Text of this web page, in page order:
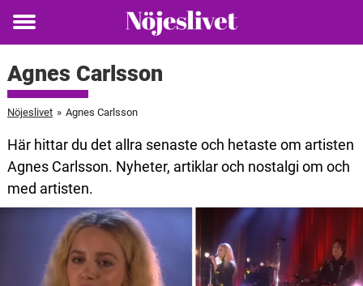
Toggle
Agnes Carlsson
Nöjeslivet » Agnes Carlsson
Här hittar du det allra senaste och hetaste om artisten
Agnes Carlsson. Nyheter, artiklar och nostalgi om och
med artisten.